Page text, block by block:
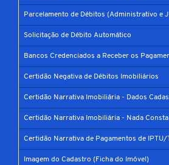
Parcelamento de Débitos (Administrativo e
Solicitação de Débito Automático
Bancos Credenciados a Receber os
Certidão Negativa de Débitos Imobiliários
Certidão Narrativa Imobiliária - Dados
Certidão Narrativa Imobiliária - Nada Consta
Certidão Narrativa de Pagamentos de IPTU/
Imagem do Cadastro (Ficha do Imóvel)